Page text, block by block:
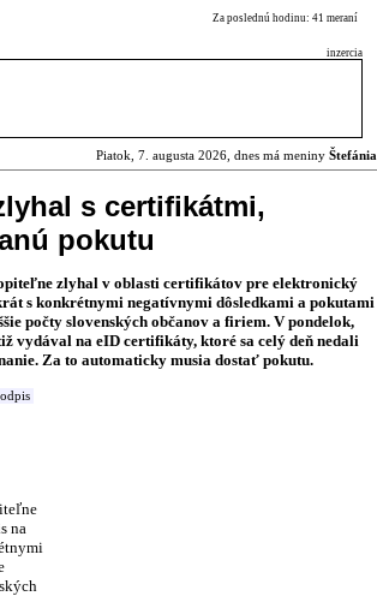
Za poslednú hodinu: 41 meraní
inzercia
Piatok, 7. augusta 2026, dnes má meniny Štefánia
s certifikátmi,
pokutu
zlyhal v oblasti certifikátov pre elektronický
s konkrétnymi negatívnymi dôsledkami a pokutami
počty slovenských občanov a firiem. V pondelok,
vydával na eID certifikáty, ktoré sa celý deň nedali
Za to automaticky musia dostať pokutu.
na